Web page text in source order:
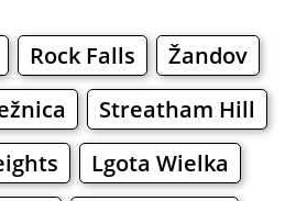
Rock Falls
Žandov
Streatham Hill
Lgota Wielka